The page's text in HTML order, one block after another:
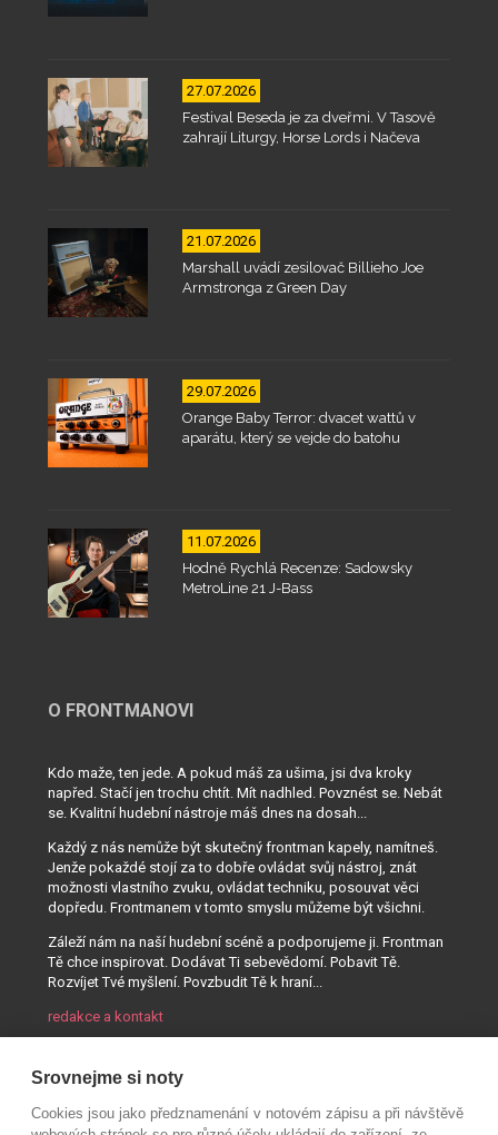
27.07.2026
Festival Beseda je za dveřmi. V Tasově
zahrají Liturgy, Horse Lords i Načeva
21.07.2026
Marshall uvádí zesilovač Billieho Joe
Armstronga z Green Day
29.07.2026
Orange Baby Terror: dvacet wattů v
aparátu, který se vejde do batohu
11.07.2026
Hodně Rychlá Recenze: Sadowsky
MetroLine 21 J-Bass
O FRONTMANOVI
Kdo maže, ten jede. A pokud máš za ušima, jsi dva kroky
napřed. Stačí jen trochu chtít. Mít nadhled. Povznést se. Nebát
se. Kvalitní hudební nástroje máš dnes na dosah...
Každý z nás nemůže být skutečný frontman kapely, namítneš.
Jenže pokaždé stojí za to dobře ovládat svůj nástroj, znát
možnosti vlastního zvuku, ovládat techniku, posouvat věci
dopředu. Frontmanem v tomto smyslu můžeme být všichni.
Záleží nám na naší hudební scéně a podporujeme ji. Frontman
Tě chce inspirovat. Dodávat Ti sebevědomí. Pobavit Tě.
Rozvíjet Tvé myšlení. Povzbudit Tě k hraní...
redakce a kontakt
Srovnejme si noty
Cookies jsou jako předznamenání v notovém zápisu a při návštěvě